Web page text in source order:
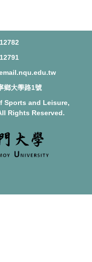
鄉大學路1號
Sports and Leisure,
Rights Reserved.